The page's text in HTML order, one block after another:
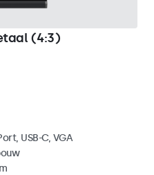
(4:3)
USB-C, VGA